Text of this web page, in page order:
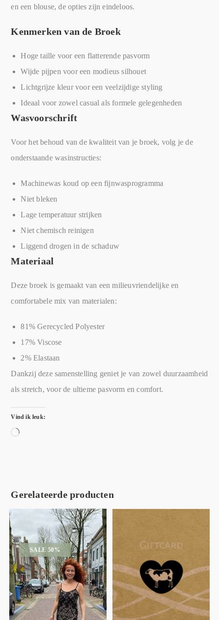
en een blouse, de opties zijn eindeloos.
Kenmerken van de Broek
Hoge taille voor een flatterende pasvorm
Wijde pijpen voor een modieus silhouet
Lichtgrijze kleur voor een veelzijdige styling
Ideaal voor zowel casual als formele gelegenheden
Wasvoorschrift
Voor het behoud van de kwaliteit van je broek, volg je de
onderstaande wasinstructies:
Machinewas koud op een fijnwasprogramma
Niet bleken
Lage temperatuur strijken
Niet chemisch reinigen
Liggend drogen in de schaduw
Materiaal
Deze broek is gemaakt van een milieuvriendelijke en
comfortabele mix van materialen:
81% Gerecycled Polyester
17% Viscose
2% Elastaan
Dankzij deze samenstelling geniet je van zowel duurzaamheid
als stretch, voor de ultieme pasvorm en comfort.
Vind ik leuk:
Gerelateerde producten
SALE 50%